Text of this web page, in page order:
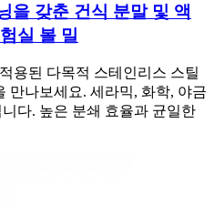
을 갖춘 건식 분말 및 액
실 볼 밀
용된 다목적 스테인리스 스틸
만나보세요. 세라믹, 화학, 야금
다. 높은 분쇄 효율과 균일한